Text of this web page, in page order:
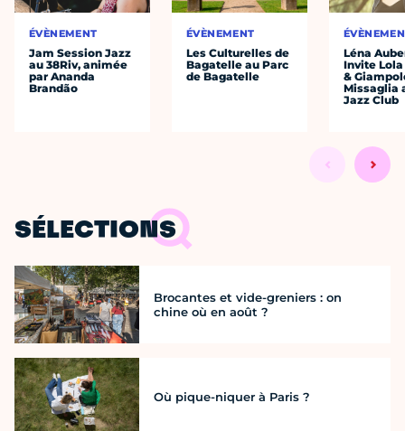
ÉVÈNEMENT
Jam Session Jazz
au 38Riv, animée
par Ananda
Brandão
ÉVÈNEMENT
Les Culturelles de
Bagatelle au Parc
de Bagatelle
Léna
Invite Lola
&
Missaglia
Jazz Club
SÉLECTIONS
Brocantes et vide-greniers : on
chine où en août ?
Où pique-niquer à Paris ?